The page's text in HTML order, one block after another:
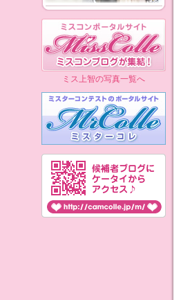
ミス上智の写真一覧へ